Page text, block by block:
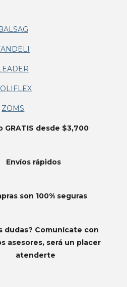
BALSAG
ZOMS
GRATIS desde $3,700
Envíos rápidos
son 100% seguras
dudas? Comunícate con
asesores, será un placer
atenderte